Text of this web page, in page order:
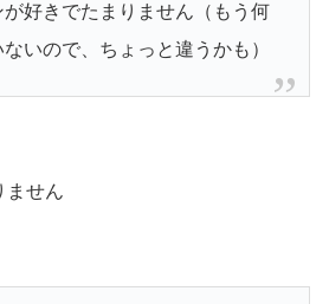
好きでたまりません （もう何
いので、ちょっと違うかも）
ません